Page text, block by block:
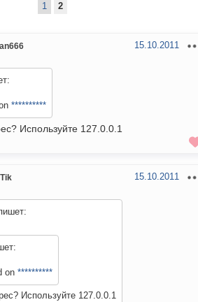
1 2
15.10.2011
**********
Используйте 127.0.0.1
15.10.2011
on **********
Используйте 127.0.0.1